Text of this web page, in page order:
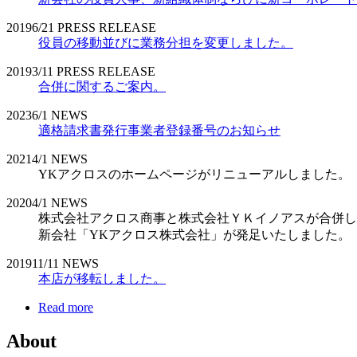
20196/21 PRESS RELEASE
役員の移動並びに業務分担を変更しました。
20193/11 PRESS RELEASE
合併に関するご案内。
20236/1 NEWS
適格請求書発行事業者登録番号のお知らせ
20214/1 NEWS
YKアクロスのホームページがリニューアルしました。
20204/1 NEWS
株式会社アクロス商事と株式会社ＹＫイノアスが合併
新会社「YKアクロス株式会社」が発足いたしました。
201911/11 NEWS
本店が移転しました。
Read more
About